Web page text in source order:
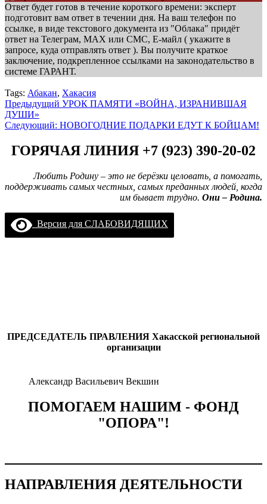
Ответ будет готов в течение короткого времени: эксперт
подготовит вам ответ в течении дня. На ваш телефон по
ссылке, в виде текстового документа из "Облака" придёт
ответ на Телеграм, МАХ или СМС, Е-майл ( укажите в
запросе, куда отправлять ответ ). Вы получите краткое
заключение, подкрепленное ссылками на законодательство в
системе ГАРАНТ.
Tags: Абакан, Хакасия
Навигация
записи
Предыдущий УРОК ПАМЯТИ «ВОЙНА, ИЗРАНИВШАЯ
ДУШИ»
Следующий: НОВОГОДНИЕ ПОДАРКИ ЕДУТ К БОЙЦАМ!
ГОРЯЧАЯ ЛИНИЯ +7 (923) 390-20-02
Любить Родину – это не берёзки целовать, а помогать,
поддерживать самых честных, самых преданных людей, когда
им бывает трудно. Они – Родина.
Версия для СЛАБОВИДЯЩИХ
ПРЕДСЕДАТЕЛЬ ПРАВЛЕНИЯ Хакасской региональной
организации
Александр Васильевич Векшин
ПОМОГАЕМ НАШИМ - ФОНД
"ОПОРА"!
НАПРАВЛЕНИЯ ДЕЯТЕЛЬНОСТИ